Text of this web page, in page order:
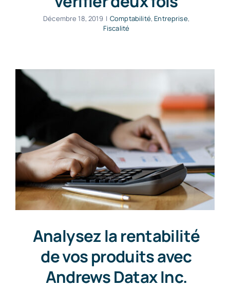
Décembre 18, 2019 | Comptabilité,Entreprise,
Fiscalité
Analysez la rentabilité
de vos produits avec
Andrews Datax Inc.